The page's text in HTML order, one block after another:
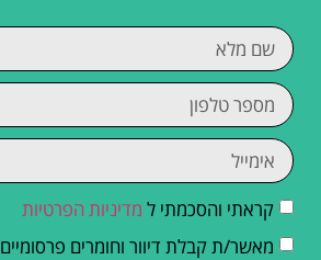
קראתי והסכמתי ל מדיניות הפרטיות
מאשר/ת קבלת דיוור וחומרים פרסומיים